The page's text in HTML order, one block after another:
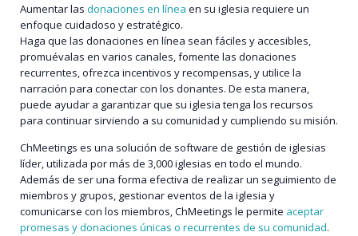
Aumentar las donaciones en línea en su iglesia requiere un
enfoque cuidadoso y estratégico.
Haga que las donaciones en línea sean fáciles y accesibles,
promuévalas en varios canales, fomente las donaciones
recurrentes, ofrezca incentivos y recompensas, y utilice la
narración para conectar con los donantes. De esta manera,
puede ayudar a garantizar que su iglesia tenga los recursos
para continuar sirviendo a su comunidad y cumpliendo su misión.
ChMeetings es una solución de software de gestión de iglesias
líder, utilizada por más de 3,000 iglesias en todo el mundo.
Además de ser una forma efectiva de realizar un seguimiento de
miembros y grupos, gestionar eventos de la iglesia y
comunicarse con los miembros, ChMeetings le permite aceptar
promesas y donaciones únicas o recurrentes de su comunidad.